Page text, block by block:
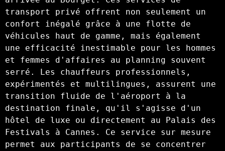
transport privé offrent non seulement un
confort inégalé grâce à une flotte de
véhicules haut de gamme, mais également
une efficacité inestimable pour les hommes
et femmes d'affaires au planning souvent
serré. Les chauffeurs professionnels,
expérimentés et multilingues, assurent une
transition fluide de l'aéroport à la
destination finale, qu'il s'agisse d'un
hôtel de luxe ou directement au Palais des
Festivals à Cannes. Ce service sur mesure
permet aux participants de se concentrer